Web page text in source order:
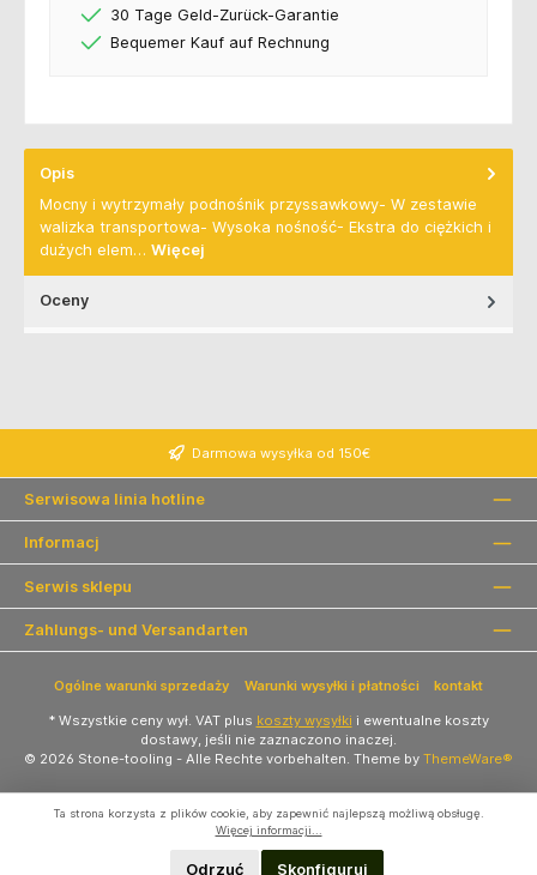
30 Tage Geld-Zurück-Garantie
Bequemer Kauf auf Rechnung
Opis
Mocny i wytrzymały podnośnik przyssawkowy- W zestawie
walizka transportowa- Wysoka nośność- Ekstra do ciężkich i
dużych elem… Więcej
Oceny
Darmowa wysyłka od 150€
Serwisowa linia hotline
Informacj
Serwis sklepu
Zahlungs- und Versandarten
Ogólne warunki sprzedaży Warunki wysyłki i płatności kontakt
* Wszystkie ceny wył. VAT plus koszty wysyłki i ewentualne koszty
dostawy, jeśli nie zaznaczono inaczej.
© 2026 Stone-tooling - Alle Rechte vorbehalten. Theme by ThemeWare®
Ta strona korzysta z plików cookie, aby zapewnić najlepszą możliwą obsługę.
Więcej informacji...
Odrzuć Skonfiguruj